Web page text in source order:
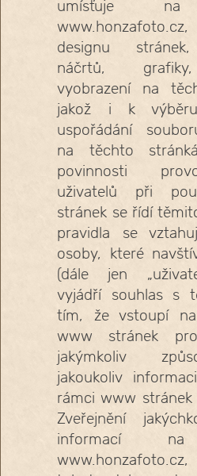
umísťuje na
designu
náčrtů,
vyobrazení na
jakož i k
uspořádání
na těchto
povinnosti
uživatelů při
stránek se řídí
pravidla se
osoby, které
(dále jen
vyjádří souhlas s
tím, že vstoupí
www stránek
jakýmkoliv
jakoukoliv
rámci www stránek
Zveřejnění
informací na